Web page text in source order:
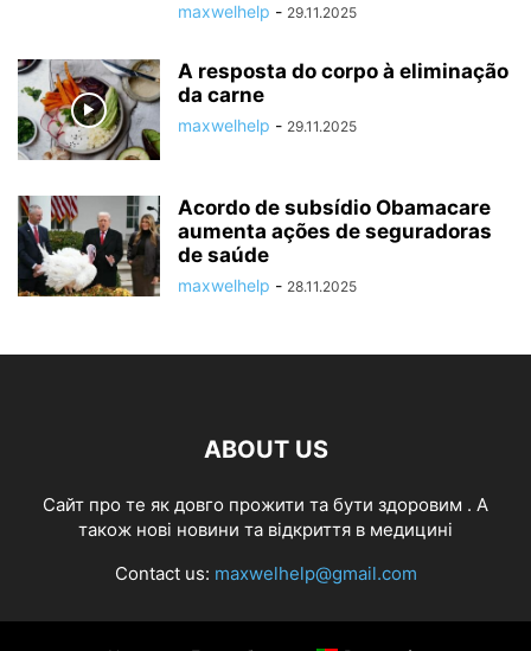
maxwelhelp - 29.11.2025
A resposta do corpo à eliminação
da carne
maxwelhelp - 29.11.2025
Acordo de subsídio Obamacare
aumenta ações de seguradoras
de saúde
maxwelhelp - 28.11.2025
ABOUT US
Cайт про те як довго прожити та бути здоровим . А
також нові новини та відкриття в медицині
Contact us: maxwelhelp@gmail.com